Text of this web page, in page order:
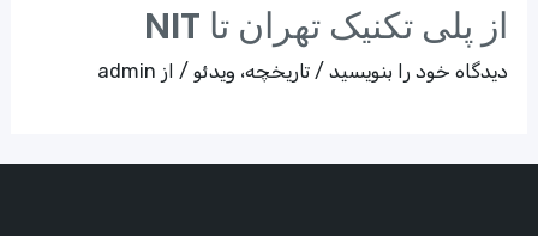
از پلی تکنیک تهران تا NIT
دیدگاه‌ خود را بنویسید /تاریخچه، ویدئو / از admin